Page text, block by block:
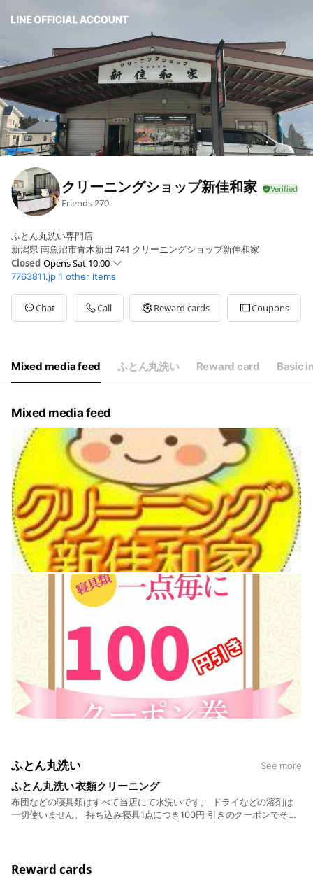
クリーニングショップ新佳和家
Friends270
ふとん丸洗い専門店
新潟県 南魚沼市青木新田 741 クリーニングショップ新佳和家
Closed Opens Sat 10:00
Sun10:00 - 16:00
Mon09:00 - 17:00
TueClosed
Wed09:00 - 17:00
Sat
10:00 - 16:00
平日9:00～17:00 土日祝日10:00～16:00
7763811.jp 1 other items
Chat Call Reward cards Coupons
Mixed media feed ふとん丸洗い Reward card Basic
Mixed media feed
ふとん丸洗い See more
ふとん丸洗い 衣類クリーニング
布団などの寝具類はすべて当店にて水洗いです。 ドライなどの溶剤は
一切使いません。 持ち込み寝具1点につき100円 引きのクーポンでその
Reward cards